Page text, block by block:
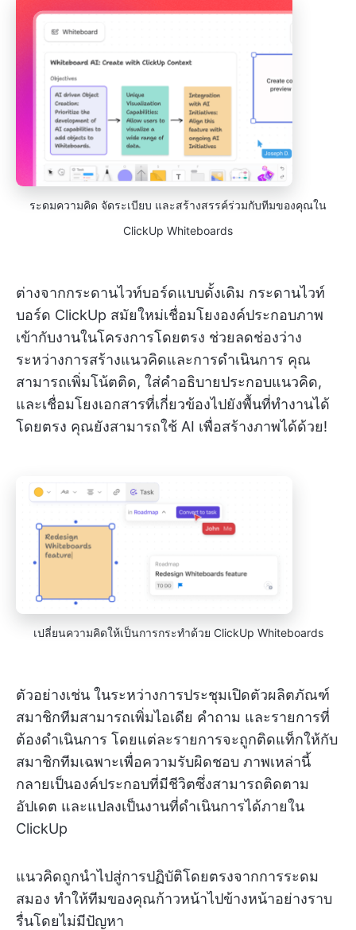
ระดมความคิด จัดระเบียบ และสร้างสรรค์ร่วมกับทีมของคุณใน
ClickUp Whiteboards
ต่างจากกระดานไวท์บอร์ดแบบดั้งเดิม กระดานไวท์
บอร์ด ClickUp สมัยใหม่เชื่อมโยงองค์ประกอบภาพ
เข้ากับงานในโครงการโดยตรง ช่วยลดช่องว่าง
ระหว่างการสร้างแนวคิดและการดำเนินการ คุณ
สามารถเพิ่มโน้ตติด, ใส่คำอธิบายประกอบแนวคิด,
และเชื่อมโยงเอกสารที่เกี่ยวข้องไปยังพื้นที่ทำงานได้
โดยตรง คุณยังสามารถใช้ AI เพื่อสร้างภาพได้ด้วย!
เปลี่ยนความคิดให้เป็นการกระทำด้วย ClickUp Whiteboards
ตัวอย่างเช่น ในระหว่างการประชุมเปิดตัวผลิตภัณฑ์
สมาชิกทีมสามารถเพิ่มไอเดีย คำถาม และรายการที่
ต้องดำเนินการ โดยแต่ละรายการจะถูกติดแท็กให้กับ
สมาชิกทีมเฉพาะเพื่อความรับผิดชอบ ภาพเหล่านี้
กลายเป็นองค์ประกอบที่มีชีวิตซึ่งสามารถติดตาม
อัปเดต และแปลงเป็นงานที่ดำเนินการได้ภายใน
ClickUp
แนวคิดถูกนำไปสู่การปฏิบัติโดยตรงจากการระดม
สมอง ทำให้ทีมของคุณก้าวหน้าไปข้างหน้าอย่างราบ
รื่นโดยไม่มีปัญหา